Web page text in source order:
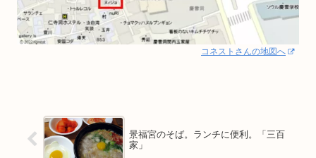
コネストさんの地図へ
景福宮のそば。ランチに便利。「三百
家」